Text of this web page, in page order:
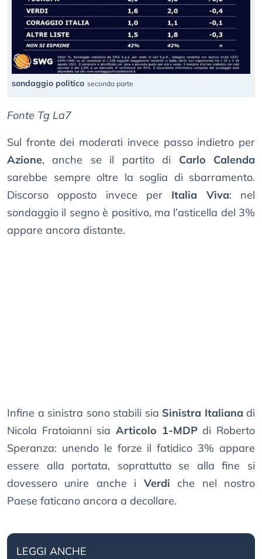
sondaggio politico seconda parte
Fonte Tg La7
Sul fronte dei moderati invece passo indietro per
Azione, anche se il partito di Carlo Calenda
sarebbe sempre oltre la soglia di sbarramento.
Discorso opposto invece per Italia Viva: nel
sondaggio il segno è positivo, ma l’asticella del 3%
appare ancora distante.
Infine a sinistra sono stabili sia Sinistra Italiana di
Nicola Fratoianni sia Articolo 1-MDPdi Roberto
Speranza: unendo le forze il fatidico 3% appare
essere alla portata, soprattutto se alla fine si
dovessero unire anche i Verdi che nel nostro
Paese faticano ancora a decollare.
LEGGI ANCHE